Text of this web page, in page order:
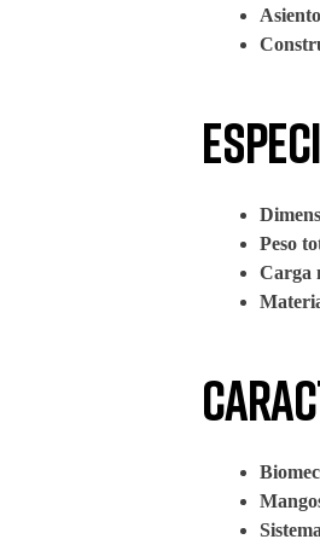
Peso
Carga